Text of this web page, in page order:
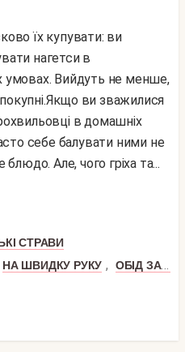
нагетси в
умовах. Вийдуть не менше,
покупні.Якщо ви зважилися
в домашніх
себе балувати ними не
Але, чого гріха та...
СТРАВИ
НА ШВИДКУ РУКУ ,
ОБІД ЗА 30 ХВИЛИН